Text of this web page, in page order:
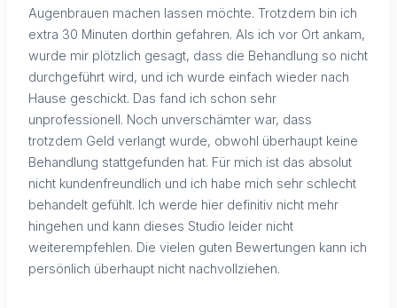
Augenbrauen machen lassen möchte. Trotzdem bin ich
extra 30 Minuten dorthin gefahren. Als ich vor Ort ankam,
wurde mir plötzlich gesagt, dass die Behandlung so nicht
durchgeführt wird, und ich wurde einfach wieder nach
Hause geschickt. Das fand ich schon sehr
unprofessionell. Noch unverschämter war, dass
trotzdem Geld verlangt wurde, obwohl überhaupt keine
Behandlung stattgefunden hat. Für mich ist das absolut
nicht kundenfreundlich und ich habe mich sehr schlecht
behandelt gefühlt. Ich werde hier definitiv nicht mehr
hingehen und kann dieses Studio leider nicht
weiterempfehlen. Die vielen guten Bewertungen kann ich
persönlich überhaupt nicht nachvollziehen.